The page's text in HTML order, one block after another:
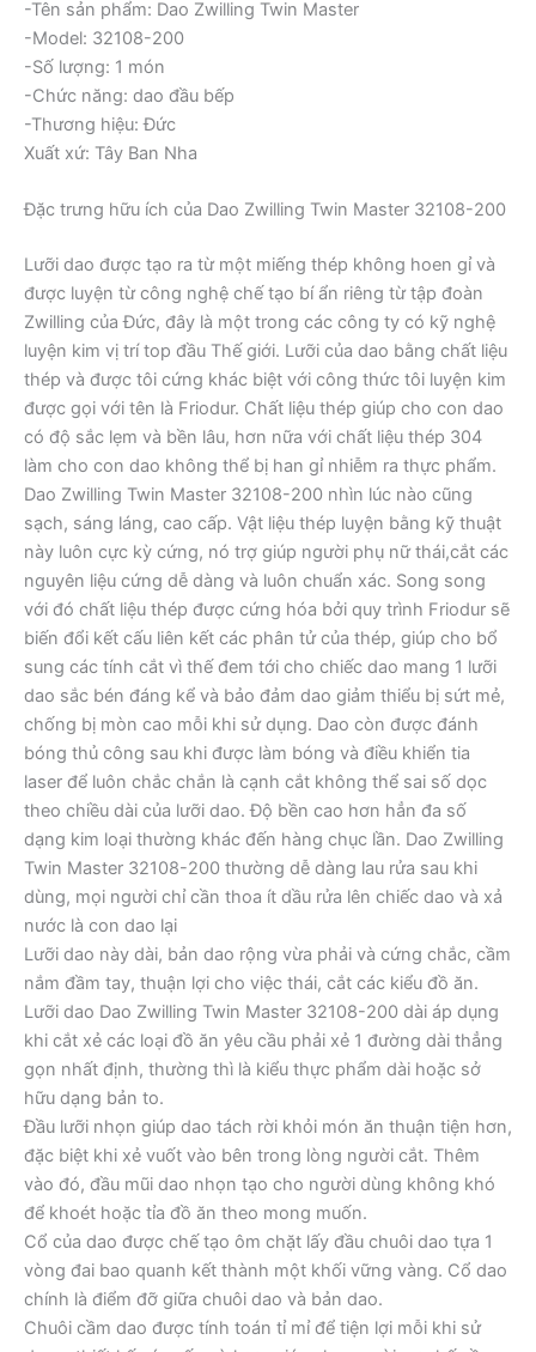
-Tên sản phẩm: Dao Zwilling Twin Master
-Model: 32108-200
-Số lượng: 1 món
-Chức năng: dao đầu bếp
-Thương hiệu: Đức
Xuất xứ: Tây Ban Nha
Đặc trưng hữu ích của Dao Zwilling Twin Master 32108-200
Lưỡi dao được tạo ra từ một miếng thép không hoen gỉ và
được luyện từ công nghệ chế tạo bí ẩn riêng từ tập đoàn
Zwilling của Đức, đây là một trong các công ty có kỹ nghệ
luyện kim vị trí top đầu Thế giới. Lưỡi của dao bằng chất liệu
thép và được tôi cứng khác biệt với công thức tôi luyện kim
được gọi với tên là Friodur. Chất liệu thép giúp cho con dao
có độ sắc lẹm và bền lâu, hơn nữa với chất liệu thép 304
làm cho con dao không thể bị han gỉ nhiễm ra thực phẩm.
Dao Zwilling Twin Master 32108-200 nhìn lúc nào cũng
sạch, sáng láng, cao cấp. Vật liệu thép luyện bằng kỹ thuật
này luôn cực kỳ cứng, nó trợ giúp người phụ nữ thái,cắt các
nguyên liệu cứng dễ dàng và luôn chuẩn xác. Song song
với đó chất liệu thép được cứng hóa bởi quy trình Friodur sẽ
biến đổi kết cấu liên kết các phân tử của thép, giúp cho bổ
sung các tính cắt vì thế đem tới cho chiếc dao mang 1 lưỡi
dao sắc bén đáng kể và bảo đảm dao giảm thiểu bị sứt mẻ,
chống bị mòn cao mỗi khi sử dụng. Dao còn được đánh
bóng thủ công sau khi được làm bóng và điều khiển tia
laser để luôn chắc chắn là cạnh cắt không thể sai số dọc
theo chiều dài của lưỡi dao. Độ bền cao hơn hẳn đa số
dạng kim loại thường khác đến hàng chục lần. Dao Zwilling
Twin Master 32108-200 thường dễ dàng lau rửa sau khi
dùng, mọi người chỉ cần thoa ít dầu rửa lên chiếc dao và xả
nước là con dao lại
Lưỡi dao này dài, bản dao rộng vừa phải và cứng chắc, cầm
nắm đầm tay, thuận lợi cho việc thái, cắt các kiểu đồ ăn.
Lưỡi dao Dao Zwilling Twin Master 32108-200 dài áp dụng
khi cắt xẻ các loại đồ ăn yêu cầu phải xẻ 1 đường dài thẳng
gọn nhất định, thường thì là kiểu thực phẩm dài hoặc sở
hữu dạng bản to.
Đầu lưỡi nhọn giúp dao tách rời khỏi món ăn thuận tiện hơn,
đặc biệt khi xẻ vuốt vào bên trong lòng người cắt. Thêm
vào đó, đầu mũi dao nhọn tạo cho người dùng không khó
để khoét hoặc tỉa đồ ăn theo mong muốn.
Cổ của dao được chế tạo ôm chặt lấy đầu chuôi dao tựa 1
vòng đai bao quanh kết thành một khối vững vàng. Cổ dao
chính là điểm đỡ giữa chuôi dao và bản dao.
Chuôi cầm dao được tính toán tỉ mỉ để tiện lợi mỗi khi sử